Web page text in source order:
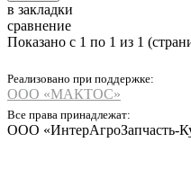
в закладки
сравнение
Показано с 1 по 1 из 1
Реализовано при поддержке:
ООО «МАКТОС»
Все права принадлежат:
ООО «ИнтерАгроЗапчасть-